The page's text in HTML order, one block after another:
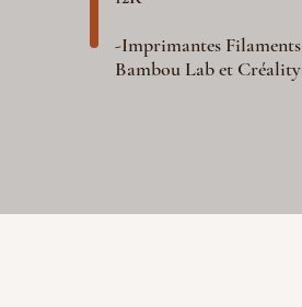
-Imprimantes Filaments
Bambou Lab et Créality